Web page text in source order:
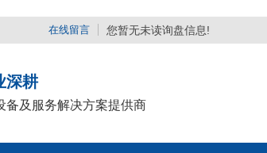
在线留言 您暂无未读询盘信息!
深耕
备及服务解决方案提供商